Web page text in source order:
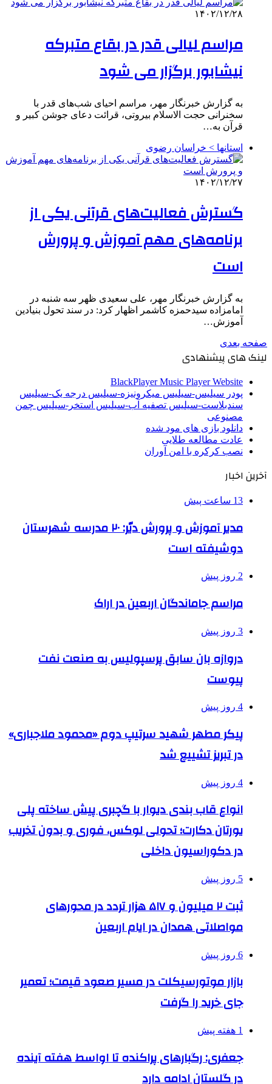
۱۴۰۲/۱۲/۲۸
مراسم لیالی قدر در بقاع متبرکه
نیشابور برگزار می شود
به گزارش خبرنگار مهر، مراسم احیای شب‌های قدر با
سخنرانی حجت الاسلام بیروتی، قرائت دعای جوشن کبیر و
قرآن به…
استانها > خراسان رضوی
۱۴۰۲/۱۲/۲۷
گسترش فعالیت‌های قرآنی یکی از
برنامه‌های مهم آموزش و پرورش
است
به گزارش خبرنگار مهر، علی سعیدی ظهر سه شنبه در
امامزاده سیدحمزه کاشمر اظهار کرد: در سند تحول بنیادین
آموزش…
صفحه بعدی
لینک های پیشنهادی
BlackPlayer Music Player Website
پودر سیلیس-سیلیس میکرونیزه-سیلیس درجه یک-سیلیس
سندبلاست-سیلیس تصفیه آب-سیلیس استخر-سیلیس چمن
مصنوعی
دانلود بازی های مود شده
عادت مطالعه طلایی
نصب کرکره با امن آوران
آخرین اخبار
13 ساعت پیش
مدیر آموزش و پرورش دیّر: ۲۰ مدرسه شهرستان
دوشیفته است
2 روز پیش
مراسم جاماندگان اربعین در اراک
3 روز پیش
دروازه بان سابق پرسپولیس به صنعت نفت
پیوست
4 روز پیش
پیکر مطهر شهید سرتیپ دوم «محمود ملاجباری»
در تبریز تشییع شد
4 روز پیش
انواع قاب بندی دیوار با گچبری پیش ساخته پلی
یورتان دکارت؛ تحولی لوکس، فوری و بدون تخریب
در دکوراسیون داخلی
5 روز پیش
ثبت ۲ میلیون و ۵۱۷ هزار تردد در محورهای
مواصلاتی همدان در ایام اربعین
6 روز پیش
بازار موتورسیکلت در مسیر صعود قیمت؛ تعمیر
جای خرید را گرفت
1 هفته پیش
جعفری: رگبارهای پراکنده تا اواسط هفته آینده
در گلستان ادامه دارد